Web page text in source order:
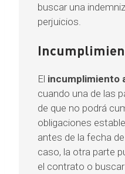
buscar una
perjuicios.
El incumplimiento
cuando una de las
de que no podrá
obligaciones
antes de la fecha
caso, la otra parte
el contrato o